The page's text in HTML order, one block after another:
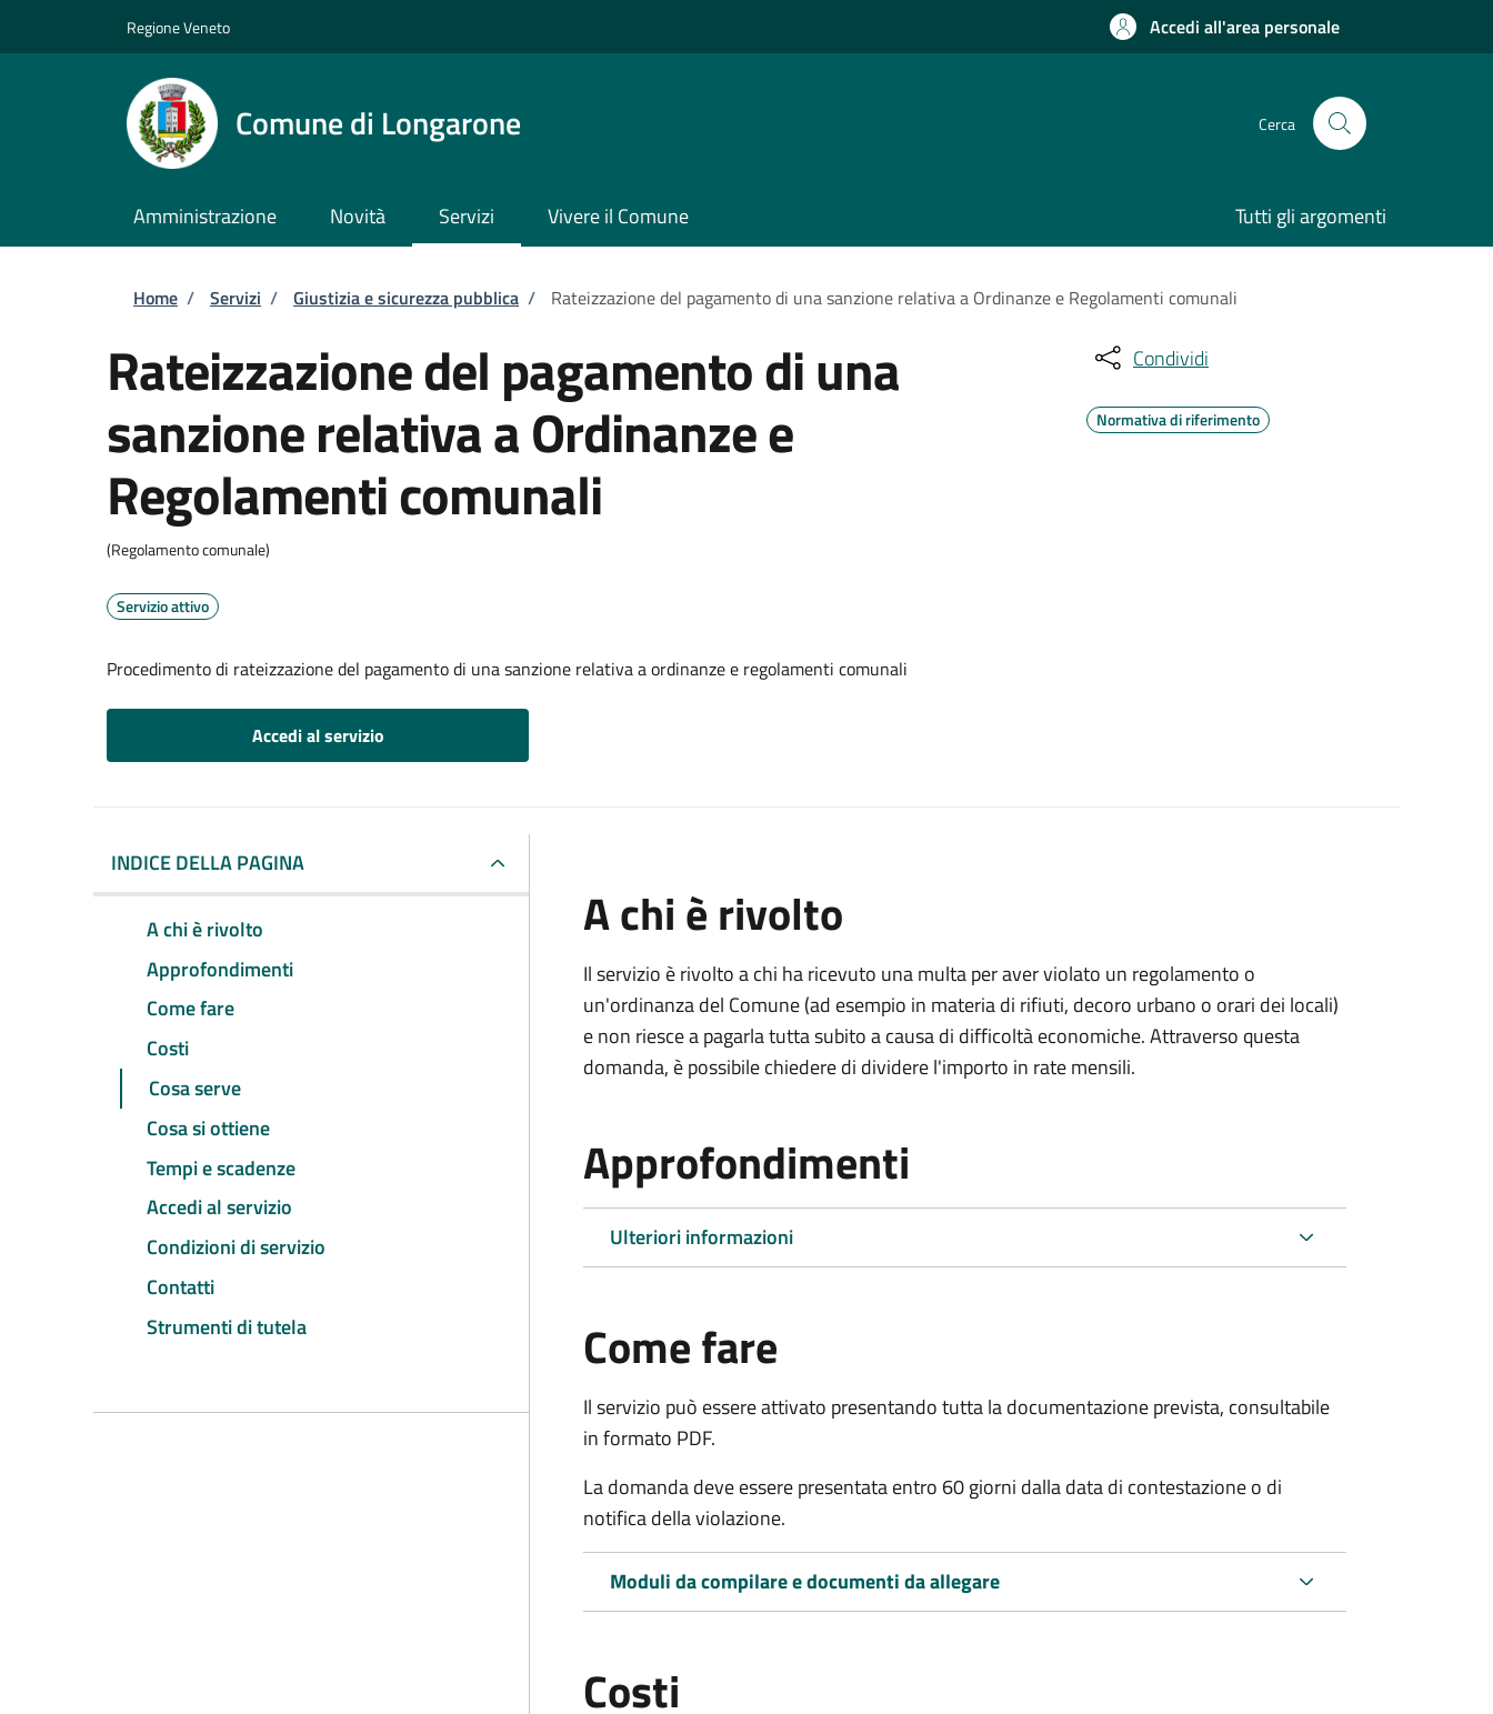
Regione Veneto Accedi all'area personale
Comune di Longarone Cerca
Amministrazione Novità Servizi Vivere il Comune Tutti gli argomenti
Briciole di pane
Home / Servizi / Giustizia e sicurezza pubblica / Rateizzazione del pagamento di una sanzione relativa a Ordinanze e Regolamenti comunali
Rateizzazione del pagamento di una
sanzione relativa a Ordinanze e
Regolamenti comunali
(Regolamento comunale)
Servizio attivo
Procedimento di rateizzazione del pagamento di una sanzione relativa a ordinanze e regolamenti comunali
Accedi al servizio
Condividi
Normativa di riferimento
INDICE DELLA PAGINA
A chi è rivolto
Approfondimenti
Come fare
Costi
Cosa serve
Cosa si ottiene
Tempi e scadenze
Accedi al servizio
Condizioni di servizio
Contatti
Strumenti di tutela
A chi è rivolto
Il servizio è rivolto a chi ha ricevuto una multa per aver violato un regolamento o
un'ordinanza del Comune (ad esempio in materia di rifiuti, decoro urbano o orari dei locali)
e non riesce a pagarla tutta subito a causa di difficoltà economiche. Attraverso questa
domanda, è possibile chiedere di dividere l'importo in rate mensili.
Approfondimenti
Ulteriori informazioni
Come fare
Il servizio può essere attivato presentando tutta la documentazione prevista, consultabile
in formato PDF.
La domanda deve essere presentata entro 60 giorni dalla data di contestazione o di
notifica della violazione.
Moduli da compilare e documenti da allegare
Costi